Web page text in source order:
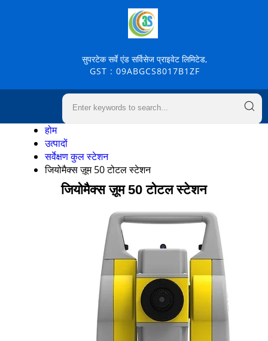
सुपरटेक सर्वे एंड सर्विसेज प्राइवेट लिमिटेड,
GST : 09ABGCS8017B1ZF
होम
उत्पादों
सर्वेक्षण कुल स्टेशन
जियोमैक्स ज़ूम 50 टोटल स्टेशन
जियोमैक्स ज़ूम 50 टोटल स्टेशन